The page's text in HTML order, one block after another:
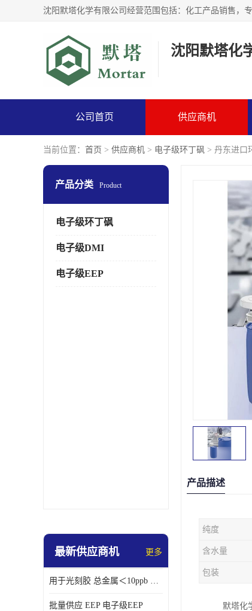
沈阳默塔化
公司首页 供应商机
当前位置： 首页 > 供应商机 > 电子级环丁砜 > 丹东进口
产品分类 Product
电子级环丁砜
电子级DMI
电子级EEP
最新供应商机 更多
用于光刻胶 总金属＜10ppb 电子级EEP溶剂
批量供应 EEP 电子级EEP
产品描述
纯度
含水量
包装
默塔化